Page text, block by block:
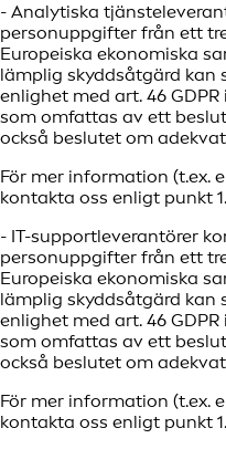
- Analytiska
personuppgifter från ett
Europeiska ekonomiska
lämplig skyddsåtgärd kan
enlighet med art. 46
som omfattas av ett
också beslutet om
För mer information (t.ex.
kontakta oss enligt punkt
- IT-supportleverantörer
personuppgifter från ett
Europeiska ekonomiska
lämplig skyddsåtgärd kan
enlighet med art. 46
som omfattas av ett
också beslutet om
För mer information (t.ex.
kontakta oss enligt punkt